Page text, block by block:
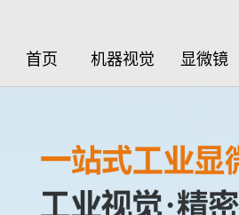
首页 机器视觉 显微镜